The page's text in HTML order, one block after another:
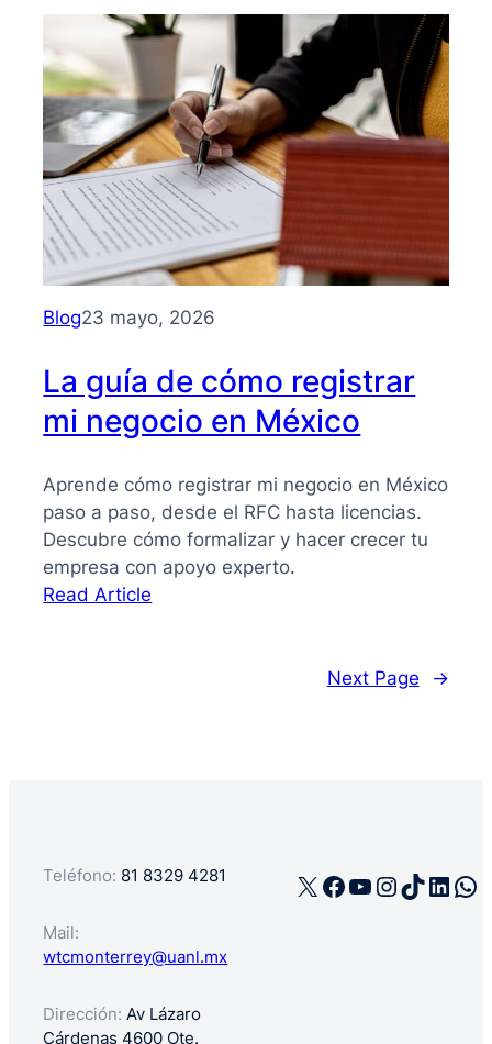
Guía
clara
para
entender
su
importancia
y
beneficios
Blog23 mayo, 2026
La guía de cómo registrar
mi negocio en México
Aprende cómo registrar mi negocio en México
paso a paso, desde el RFC hasta licencias.
Descubre cómo formalizar y hacer crecer tu
empresa con apoyo experto.
Read Article
Next Page →
Teléfono: 81 8329 4281
Mail:
wtcmonterrey@uanl.mx
Dirección: Av Lázaro
Cárdenas 4600 Ote.
X Facebook
YouTube
TikTok